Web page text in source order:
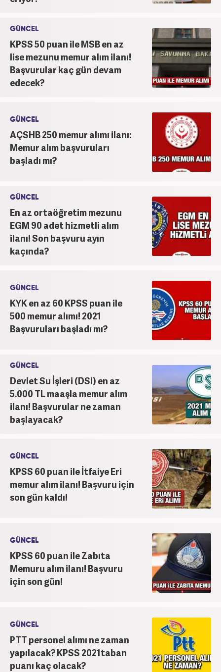
GÜNCEL
KPSS 50 puan ile MSB en az
lise mezunu memur alım ilanı!
Başvurular kaç gün devam
edecek?
GÜNCEL
AÇSHB 250 memur alımı ilanı:
Memur alım başvuruları
başladı mı?
GÜNCEL
En az ortaöğretim mezunu
EGM 90 adet hizmetli alım
ilanı! Son başvuru ayın
kaçında?
GÜNCEL
KYK en az 60 KPSS puan ile
500 memur alımı! 2021
Başvuruları başladı mı?
GÜNCEL
Devlet Su İşleri (DSI) en az
5.000 TL maaşla memur alım
ilanı! Başvurular ne zaman
başlayacak?
GÜNCEL
KPSS 60 puan ile İtfaiye Eri
memur alım ilanı! Başvuru için
son gün kaldı!
GÜNCEL
KPSS 60 puan ile Zabıta
Memuru alım ilanı! Başvuru
için son gün!
GÜNCEL
PTT personel alımı ne zaman
yapılacak? KPSS 2021taban
puanı kaç olacak?